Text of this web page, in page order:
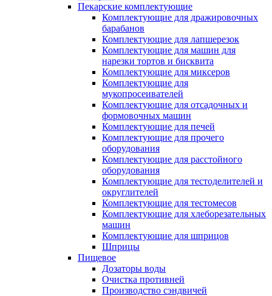
Пекарские комплектующие
Комплектующие для дражировочных
барабанов
Комплектующие для лапшерезок
Комплектующие для машин для
нарезки тортов и бисквита
Комплектующие для миксеров
Комплектующие для
мукопросеивателей
Комплектующие для отсадочных и
формовочных машин
Комплектующие для печей
Комплектующие для прочего
оборудования
Комплектующие для расстойного
оборудования
Комплектующие для тестоделителей и
округлителей
Комплектующие для тестомесов
Комплектующие для хлеборезательных
машин
Комплектующие для шприцов
Шприцы
Пищевое
Дозаторы воды
Очистка противней
Производство сэндвичей